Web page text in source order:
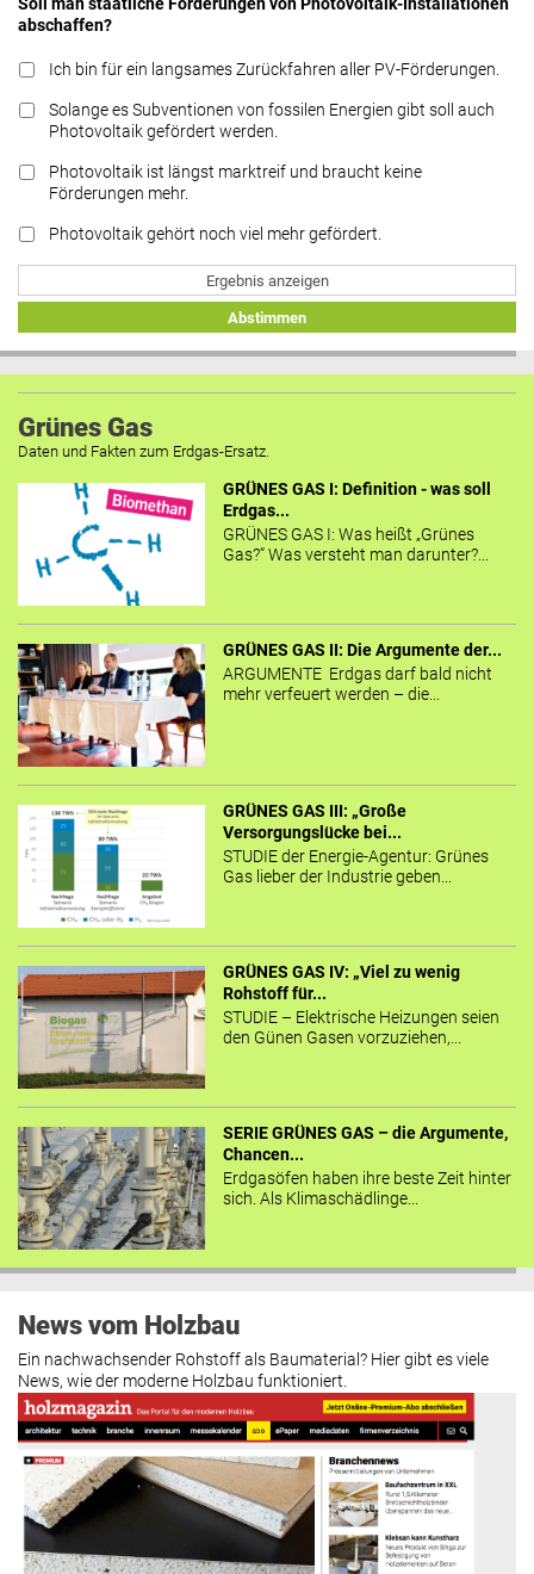
Soll man staatliche Förderungen von Photovoltaik-Installationen
abschaffen?
Ich bin für ein langsames Zurückfahren aller PV-Förderungen.
Solange es Subventionen von fossilen Energien gibt soll auch
Photovoltaik gefördert werden.
Photovoltaik ist längst marktreif und braucht keine
Förderungen mehr.
Photovoltaik gehört noch viel mehr gefördert.
Ergebnis anzeigen
Abstimmen
Grünes Gas
Daten und Fakten zum Erdgas-Ersatz.
GRÜNES GAS I: Definition - was soll
Erdgas...
GRÜNES GAS I: Was heißt „Grünes
Gas?“ Was versteht man darunter?...
GRÜNES GAS II: Die Argumente der...
ARGUMENTE Erdgas darf bald nicht
mehr verfeuert werden – die...
GRÜNES GAS III: „Große
Versorgungslücke bei...
STUDIE der Energie-Agentur: Grünes
Gas lieber der Industrie geben...
GRÜNES GAS IV: „Viel zu wenig
Rohstoff für...
STUDIE – Elektrische Heizungen seien
den Günen Gasen vorzuziehen,...
SERIE GRÜNES GAS – die Argumente,
Chancen...
Erdgasöfen haben ihre beste Zeit hinter
sich. Als Klimaschädlinge...
News vom Holzbau
Ein nachwachsender Rohstoff als Baumaterial? Hier gibt es viele
News, wie der moderne Holzbau funktioniert.